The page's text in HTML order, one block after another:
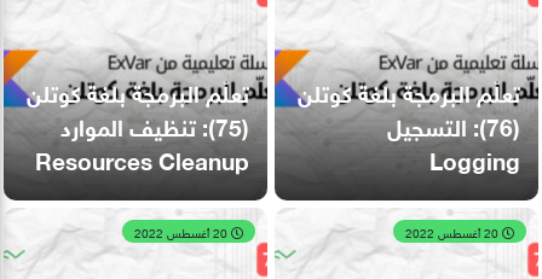
تعلّم البرمجة بلغة كوتلن
(76): التسجيل
Logging
تعلّم البرمجة بلغة كوتلن
(75): تنظيف الموارد
Resources Cleanup